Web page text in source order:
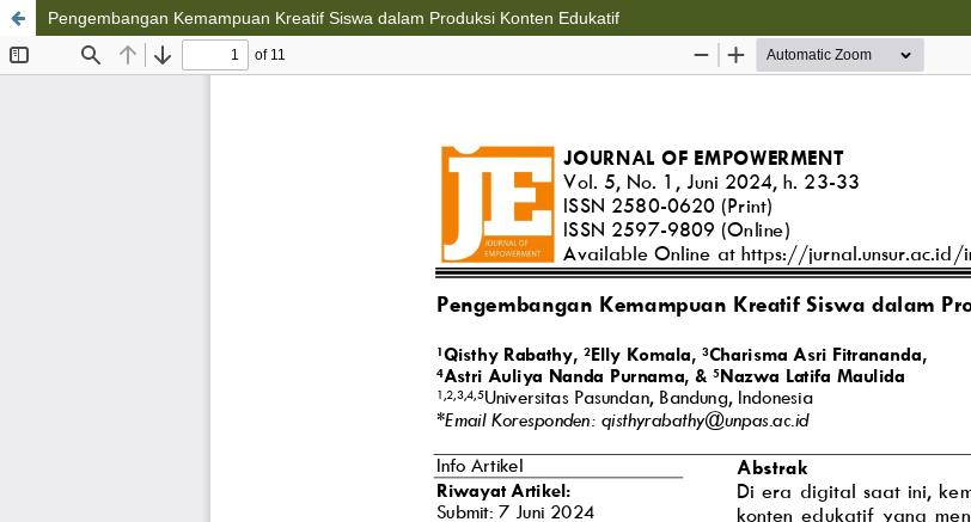
Pengembangan Kemampuan Kreatif Siswa dalam Produksi Konten Edukatif